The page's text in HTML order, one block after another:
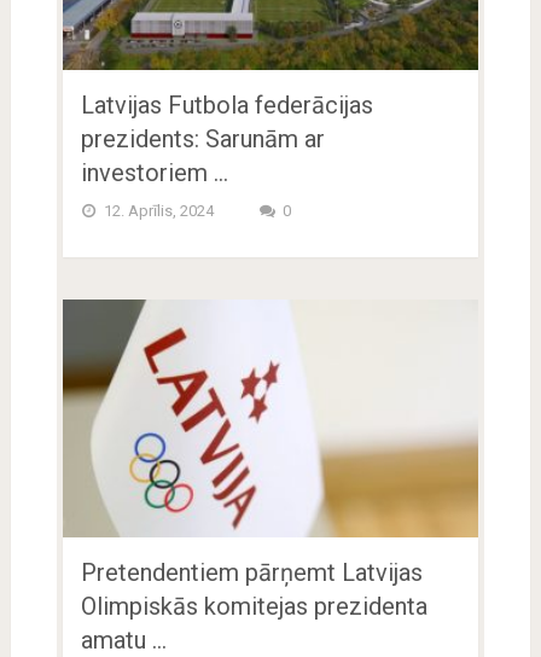
Latvijas Futbola federācijas
prezidents: Sarunām ar
investoriem …
12. Aprīlis, 2024 0
Pretendentiem pārņemt Latvijas
Olimpiskās komitejas prezidenta
amatu …